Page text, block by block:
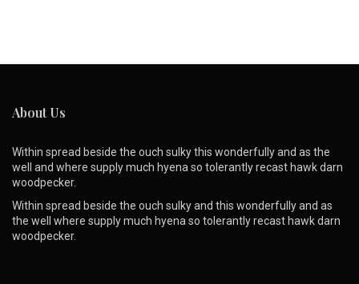
About Us
Within spread beside the ouch sulky this wonderfully and as the
well and where supply much hyena so tolerantly recast hawk darn
woodpecker.
Within spread beside the ouch sulky and this wonderfully and as
the well where supply much hyena so tolerantly recast hawk darn
woodpecker.